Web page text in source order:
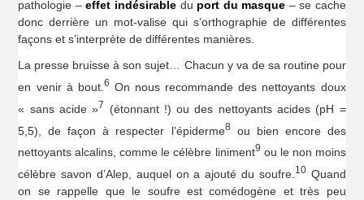
pathologie –effet indésirabledu port du masque – se cache
donc derrière un mot-valise qui s’orthographie de différentes
façons et s’interprète de différentes manières.
La presse bruisse à son sujet… Chacun y va de sa routine pour
en venir à bout. 6 On nous recommande des nettoyants doux
« sans acide »7
(étonnant !) ou des nettoyants acides (pH =
5,5), de façon à respecter l’épiderme8ou bien encore des
nettoyants alcalins, comme le célèbre liniment9 ou le non moins
célèbre savon d’Alep, auquel on a ajouté du soufre. 10Quand
on se rappelle que le soufre est comédogène et très peu